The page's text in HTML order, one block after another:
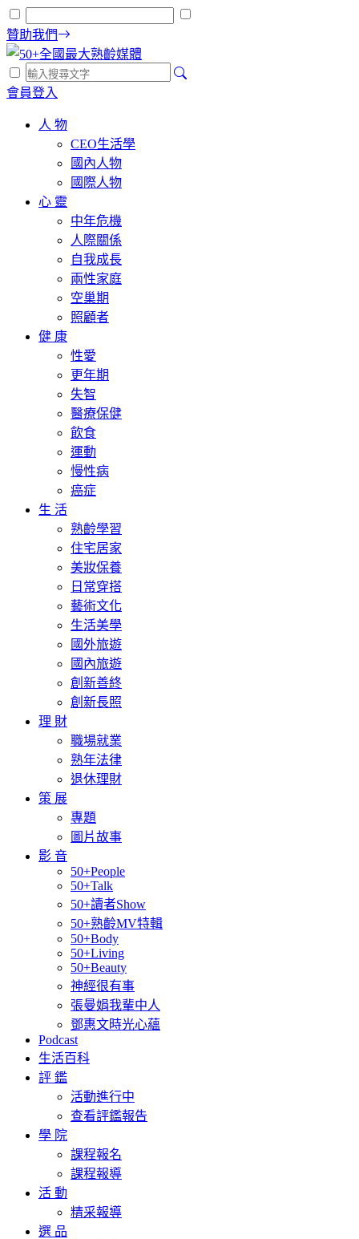
贊助我們
會員登入
人 物
CEO生活學
國內人物
國際人物
心 靈
中年危機
人際關係
自我成長
兩性家庭
空巢期
照顧者
健 康
性愛
更年期
失智
醫療保健
飲食
運動
慢性病
癌症
生 活
熟齡學習
住宅居家
美妝保養
日常穿搭
藝術文化
生活美學
國外旅遊
國內旅遊
創新善終
創新長照
理 財
職場就業
熟年法律
退休理財
策 展
專題
圖片故事
影 音
50+People
50+Talk
50+讀者Show
50+熟齡MV特輯
50+Body
50+Living
50+Beauty
神經很有事
張曼娟我輩中人
鄧惠文時光心蘊
Podcast
生活百科
評 鑑
活動進行中
查看評鑑報告
學 院
課程報名
課程報導
活 動
精采報導
選 品